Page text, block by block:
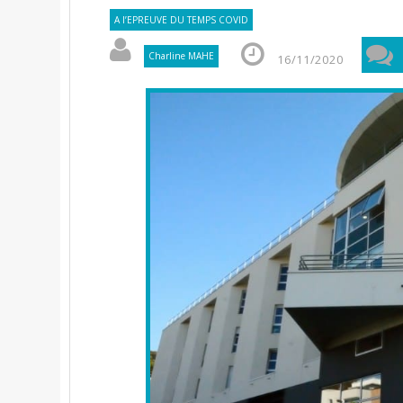
A l’EPREUVE DU TEMPS COVID
Charline MAHE 16/11/2020